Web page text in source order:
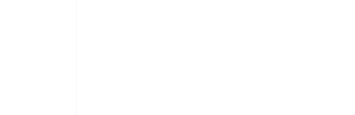
Ob Kreatin als Supplement schädlich